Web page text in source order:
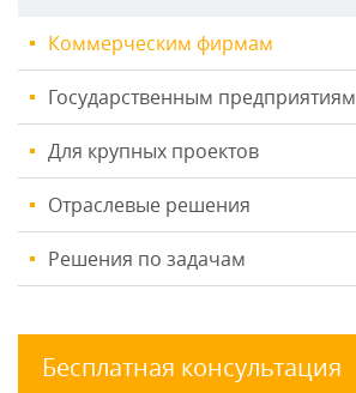
Коммерческим фирмам
Государственным предприятиям
Для крупных проектов
Отраслевые решения
Решения по задачам
Бесплатная консультация